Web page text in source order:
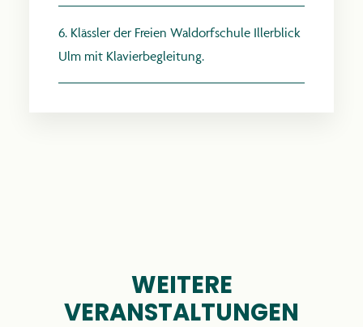
6. Klässler der Freien Waldorfschule Illerblick
Ulm mit Klavierbegleitung.
WEITERE
VERANSTALTUNGEN